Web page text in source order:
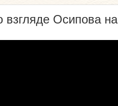
взгляде Осипова